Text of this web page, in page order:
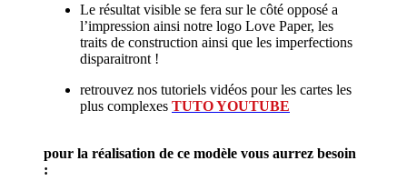
Le résultat visible se fera sur le côté opposé a
l’impression ainsi notre logo Love Paper, les
traits de construction ainsi que les imperfections
disparaitront !
retrouvez nos tutoriels vidéos pour les cartes les
plus complexes TUTO YOUTUBE
pour la réalisation de ce modèle vous aurrez besoin
: